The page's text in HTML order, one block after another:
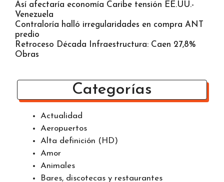
Así afectaría economía Caribe tensión EE.UU.-
Venezuela
Contraloría halló irregularidades en compra ANT
predio
Retroceso Década Infraestructura: Caen 27,8%
Obras
Categorías
Actualidad
Aeropuertos
Alta definición (HD)
Amor
Animales
Bares, discotecas y restaurantes